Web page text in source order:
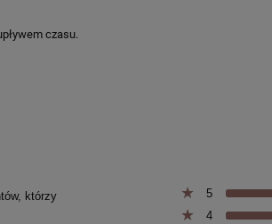
czasu.
którzy
5
4